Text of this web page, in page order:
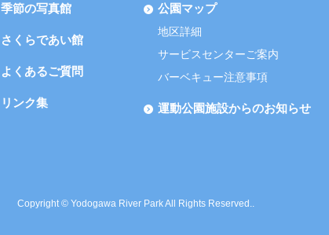
季節の写真館
さくらであい館
よくあるご質問
リンク集
公園マップ
地区詳細
サービスセンターご案内
バーベキュー注意事項
運動公園施設からのお知らせ
Copyright © Yodogawa River Park All Rights Reserved..